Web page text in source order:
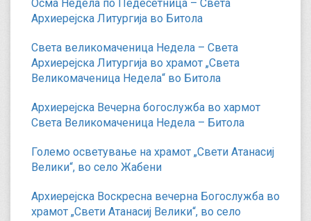
Осма Недела по Педесетница – Света
Архиерејска Литургија во Битола
Света великомаченица Недела – Света
Архиерејска Литургија во храмот „Света
Великомаченица Недела“ во Битола
Архиерејска Вечерна богослужба во хармот
Света Великомаченица Недела – Битола
Големо осветување на храмот „Свети Атанасиј
Велики“, во село Жабени
Архиерејска Воскресна вечерна Богослужба во
храмот „Свети Атанасиј Велики“, во село